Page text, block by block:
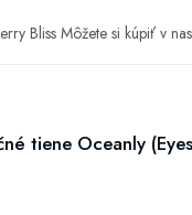
Bliss Môžete si kúpiť v
tiene Oceanly